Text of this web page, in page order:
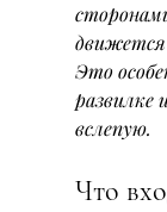
движется
Это
развилке
вслепую.
Что